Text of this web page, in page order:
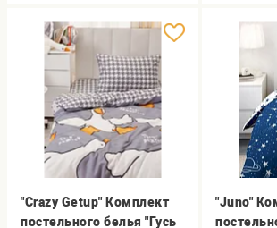
"Crazy Getup" Комплект
постельного белья "Гусь
"Juno"